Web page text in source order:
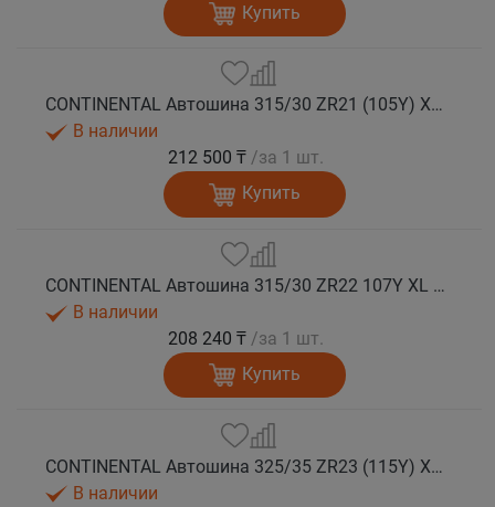
Купить
CONTINENTAL Автошина 315/30 ZR21 (105Y) XL FR SportContact 7 MO1 лето
В наличии
212 500 ₸ /за 1 шт.
Купить
CONTINENTAL Автошина 315/30 ZR22 107Y XL FR SportContact 7 лето
В наличии
208 240 ₸ /за 1 шт.
Купить
CONTINENTAL Автошина 325/35 ZR23 (115Y) XL FR SportContact 7 лето
В наличии